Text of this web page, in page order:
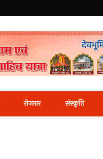
रोजगार संस्कृति